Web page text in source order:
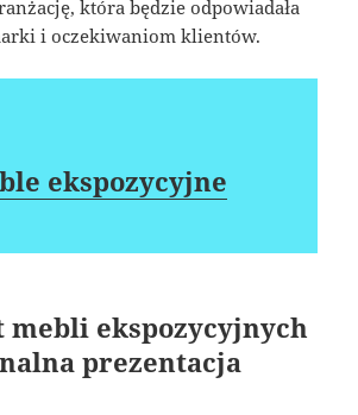
która będzie odpowiadała
i oczekiwaniom klientów.
ekspozycyjne
mebli ekspozycyjnych
prezentacja